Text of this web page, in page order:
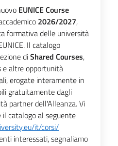
EUNICE Course
2026/2027,
formativa delle università
Il catalogo
diShared Courses,
e altre opportunità
erogate interamente in
gratuitamente dagli
partner dell'Alleanza. Vi
catalogo al seguente
it/corsi/
interessati, segnaliamo